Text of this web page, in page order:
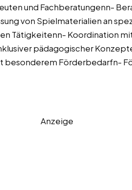
und Fachberatungenn-
von Spielmaterialien an
Tätigkeitenn- Koordination
pädagogischer
besonderem Förderbedarfn-
Anzeige